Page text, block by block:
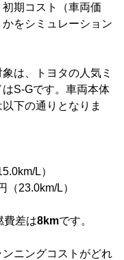
期コスト（車両価
をシミュレーション
は、トヨタの人気ミ
S-Gです。車両本体
下の通りとなりま
L）
（23.0km/L）
費差は8kmです。
ニングコストがどれ